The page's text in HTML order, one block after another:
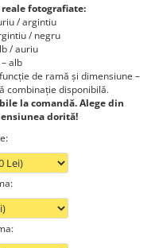
fotografiate:
/ argintiu
/ negru
/ auriu
alb
de ramă și dimensiune –
combinație disponibilă.
la comandă. Alege din
dorită!
:
:
: